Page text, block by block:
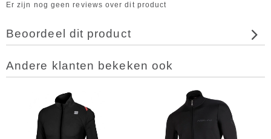
Er zijn nog geen reviews over dit product
Beoordeel dit product
Andere klanten bekeken ook